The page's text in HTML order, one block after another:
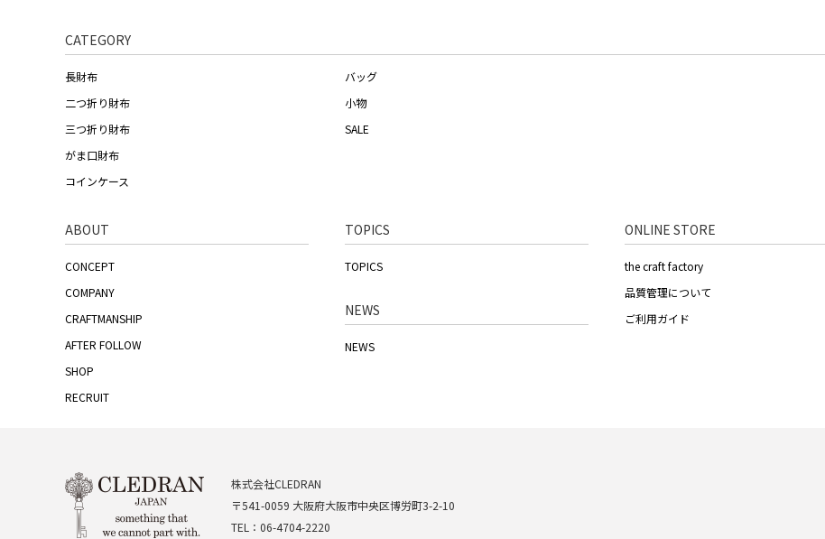
CATEGORY
長財布
二つ折り財布
三つ折り財布
がま口財布
コインケース
バッグ
小物
SALE
ABOUT
CONCEPT
COMPANY
CRAFTMANSHIP
AFTER FOLLOW
SHOP
RECRUIT
TOPICS
TOPICS
NEWS
NEWS
ONLINE STORE
the craft factory
品質管理について
ご利用ガイド
株式会社CLEDRAN
〒541-0059 大阪府大阪市中央区博労町3-2-10
TEL：06-4704-2220